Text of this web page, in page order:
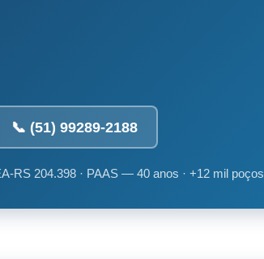
📞 (51) 99289-2188
RS 204.398 · PAAS — 40 anos · +12 mil poços